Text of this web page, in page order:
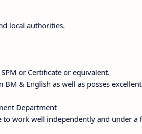
local authorities.
or Certificate or equivalent.
BM & English as well as posses
Department
to work well independently and under a